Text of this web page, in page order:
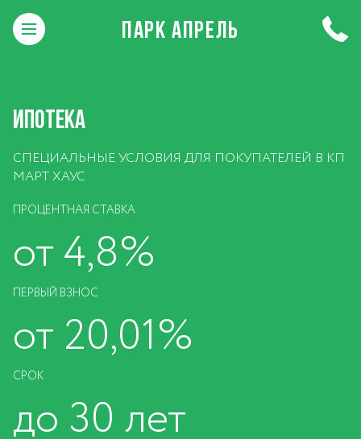
ПАРК АПРЕЛЬ
ИПОТЕКА
СПЕЦИАЛЬНЫЕ УСЛОВИЯ ДЛЯ ПОКУПАТЕЛЕЙ В КП
МАРТ ХАУС
ПРОЦЕНТНАЯ СТАВКА
от 4,8%
ПЕРВЫЙ ВЗНОС
от 20,01%
СРОК
до 30 лет